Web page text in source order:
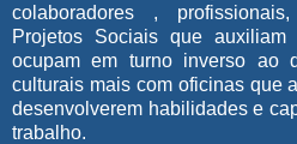
colaboradores ,
Projetos Sociais que
ocupam em turno inverso ao
culturais mais com oficinas que
desenvolverem habilidades e
trabalho.